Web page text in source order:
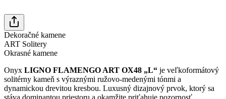
Dekoračné kamene
ART Solitery
Okrasné kamene
Onyx LIGNO FLAMENGO ART OX48 „L“ je veľkoformátový
solitérny kameň s výraznými ružovo-medenými tónmi a
dynamickou drevitou kresbou. Luxusný dizajnový prvok, ktorý sa
stáva dominantou priestoru a okamžite priťahuje pozornosť.